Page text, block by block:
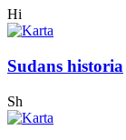
Hi
Sudans historia
Sh